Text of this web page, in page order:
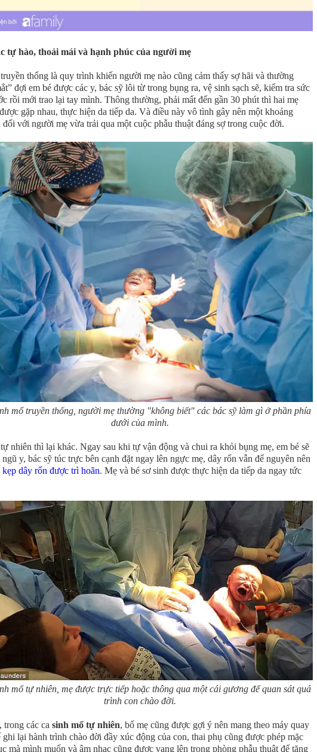
tự hào, thoải mái và hạnh phúc của người mẹ
truyền thống là quy trình khiến người mẹ nào cũng cảm thấy sợ hãi và thường
đợi em bé được các y, bác sỹ lôi từ trong bụng ra, vệ sinh sạch sẽ, kiểm tra sức
rồi mới trao lại tay mình. Thông thường, phải mất đến gần 30 phút thì hai mẹ
gặp nhau, thực hiện da tiếp da. Và điều này vô tình gây nên một khoảng
với người mẹ vừa trải qua một cuộc phẫu thuật đáng sợ trong cuộc đời.
mổ truyền thống, người mẹ thường "không biết" các bác sỹ làm gì ở phần phía
dưới của mình.
nhiên thì lại khác. Ngay sau khi tự vận động và chui ra khỏi bụng mẹ, em bé sẽ
y, bác sỹ túc trực bên cạnh đặt ngay lên ngực mẹ, dây rốn vẫn để nguyên nên
kẹp dây rốn được trì hoãn. Mẹ và bé sơ sinh được thực hiện da tiếp da ngay tức
mổ tự nhiên, mẹ được trực tiếp hoặc thông qua một cái gương đểquan sátquá
trình con chào đời.
trong các ca sinh mổ tự nhiên, bố mẹ cũng được gợi ý nên mang theo máy quay
ghi lại hành trình chào đời đầy xúc động của con, thai phụ cũng được phép mặc
mà mình muốn và âm nhạc cũng được vang lên trong phòng phẫu thuật để tăng